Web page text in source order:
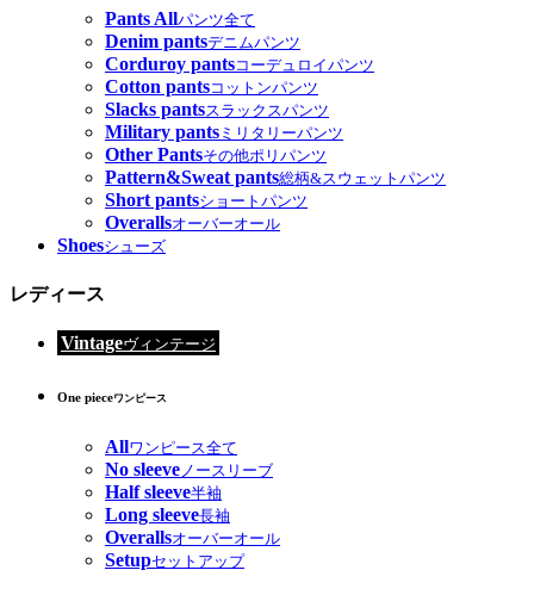
Pants Allパンツ全て
Denim pantsデニムパンツ
Corduroy pantsコーデュロイパンツ
Cotton pantsコットンパンツ
Slacks pantsスラックスパンツ
Military pants ミリタリーパンツ
Other Pantsその他ポリパンツ
Pattern&Sweat pants総柄&スウェットパンツ
Short pantsショートパンツ
Overallsオーバーオール
Shoesシューズ
レディース
Vintageヴィンテージ
One pieceワンピース
Allワンピース全て
No sleeveノースリーブ
Half sleeve半袖
Long sleeve長袖
Overallsオーバーオール
Setupセットアップ